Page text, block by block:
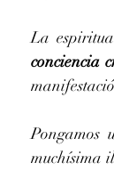
La
conciencia
Pongamos
muchísima